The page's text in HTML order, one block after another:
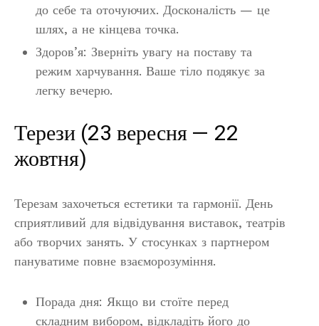
до себе та оточуючих. Досконалість — це
шлях, а не кінцева точка.
Здоров’я: Зверніть увагу на поставу та
режим харчування. Ваше тіло подякує за
легку вечерю.
Терези (23 вересня — 22
жовтня)
Терезам захочеться естетики та гармонії. День
сприятливий для відвідування виставок, театрів
або творчих занять. У стосунках з партнером
пануватиме повне взаєморозуміння.
Порада дня: Якщо ви стоїте перед
складним вибором, відкладіть його до